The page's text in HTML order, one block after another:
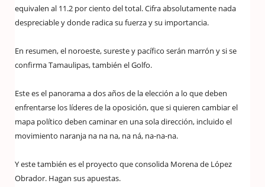
equivalen al 11.2 por ciento del total. Cifra absolutamente nada
despreciable y donde radica su fuerza y su importancia.
En resumen, el noroeste, sureste y pacífico serán marrón y si se
confirma Tamaulipas, también el Golfo.
Este es el panorama a dos años de la elección a lo que deben
enfrentarse los líderes de la oposición, que si quieren cambiar el
mapa político deben caminar en una sola dirección, incluido el
movimiento naranja na na na, na ná, na-na-na.
Y este también es el proyecto que consolida Morena de López
Obrador. Hagan sus apuestas.